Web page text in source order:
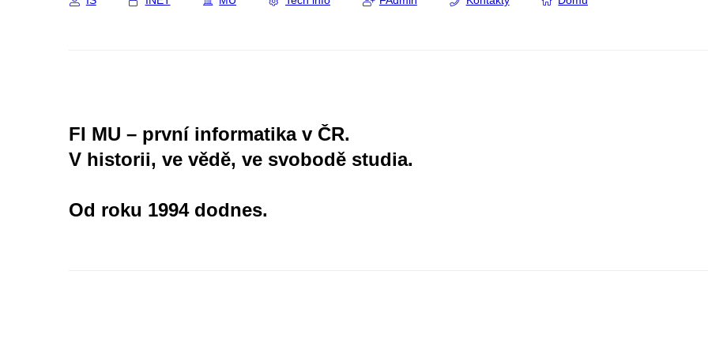
FI MU – první informatika v ČR.
V historii, ve vědě, ve svobodě studia.
Od roku 1994 dodnes.